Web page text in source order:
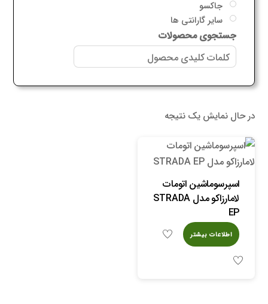
جاکسو
سایر گارانتی ها
جستجوی محصولات
در حال نمایش یک نتیجه
اسپرسوماشین اتومات
لامارزاکو مدل STRADA
EP
اطلاعات بیشتر